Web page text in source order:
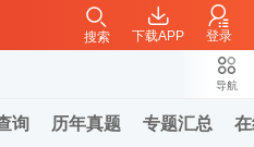
下载APP 登录
搜索
询 历年真题 专题汇总
导航